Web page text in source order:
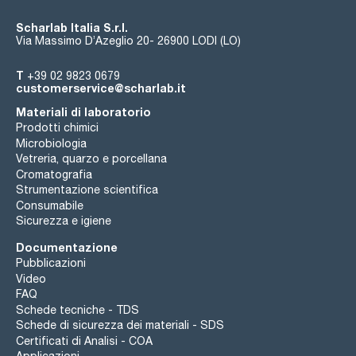
Scharlab Italia S.r.l.
Via Massimo D’Azeglio 20- 26900 LODI (LO)
T +39 02 9823 0679
customerservice@scharlab.it
Materiali di laboratorio
Prodotti chimici
Microbiologia
Vetreria, quarzo e porcellana
Cromatografia
Strumentazione scientifica
Consumabile
Sicurezza e igiene
Documentazione
Pubblicazioni
Video
FAQ
Schede tecniche - TDS
Schede di sicurezza dei materiali - SDS
Certificati di Analisi - COA